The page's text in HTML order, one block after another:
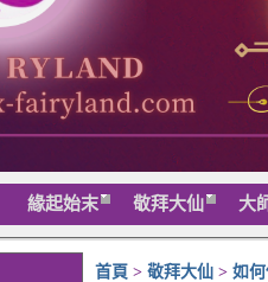
緣起始末 敬拜大仙 大
首頁 > 敬拜大仙 > 如